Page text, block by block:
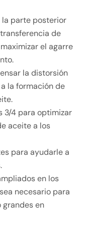
la parte posterior
de
el agarre
la distorsión
la formación de
3/4 para optimizar
aceite a los
para ayudarle a
en los
necesario para
en